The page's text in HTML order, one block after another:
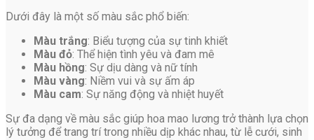
Dưới đây là một số màu sắc phổ biến:
Màu trắng: Biểu tượng của sự tinh khiết
Màu đỏ: Thể hiện tình yêu và đam mê
Màu hồng: Sự dịu dàng và nữ tính
Màu vàng: Niềm vui và sự ấm áp
Màu cam: Sự năng động và nhiệt huyết
Sự đa dạng về màu sắc giúp hoa mao lương trở thành lựa chọn
lý tưởng để trang trí trong nhiều dịp khác nhau, từ lễ cưới, sinh